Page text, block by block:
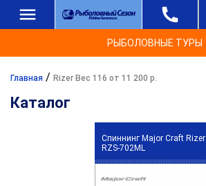
РЫБОЛОВНЫЕ ТУРЫ
Главная / Rizer Вес 116 от 11 200 р.
Каталог
Спиннинг Major Craft Rizer
RZS-702ML